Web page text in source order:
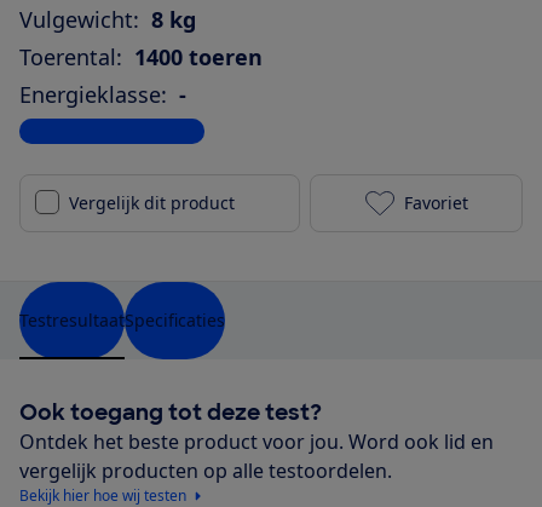
Vulgewicht: 8 kg
Toerental: 1400 toeren
Energieklasse: -
Bekijk alle specificaties
Vergelijk dit product Indesit BWE
Favoriet
TestresultaatSpecificaties
Ook toegang tot deze test?
Ontdek het beste product voor jou. Word ook lid en
vergelijk producten op alle testoordelen.
Bekijk hier hoe wij testen